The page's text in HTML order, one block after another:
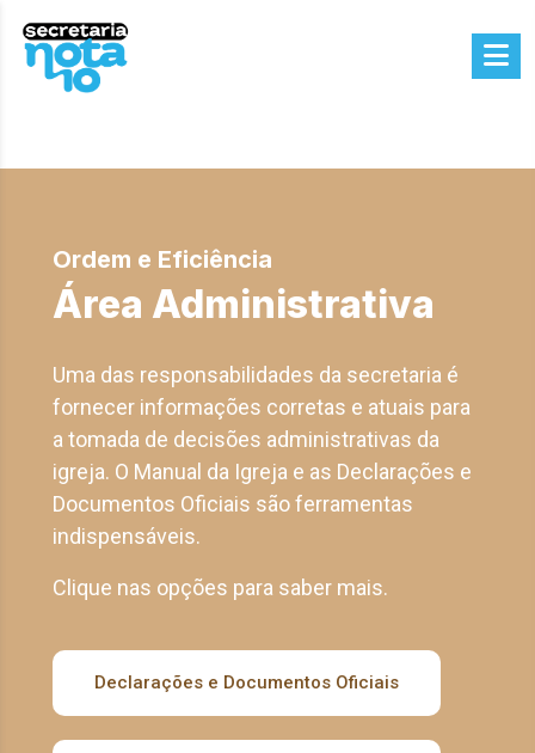
Ordem e Eficiência
Área Administrativa
Uma das responsabilidades da secretaria é
fornecer informações corretas e atuais para
a tomada de decisões administrativas da
igreja. O Manual da Igreja e as Declarações e
Documentos Oficiais são ferramentas
indispensáveis.
Clique nas opções para saber mais.
Declarações e Documentos Oficiais